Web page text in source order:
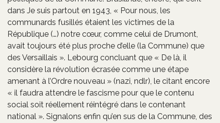
dans Je suis partout en 1943, « Pour nous, les
communards fusillés étaient les victimes de la
République (…) notre cœur, comme celui de Drumont,
avait toujours été plus proche d’elle (la Commune) que
des Versaillais ». Lebourg concluant que « De là, il
considère la révolution écrasée comme une étape
amenant à l’Ordre nouveau » (nazi, ndlr), le citant encore
« il faudra attendre le fascisme pour que le contenu
social soit réellement réintégré dans le contenant
national ». Signalons enfin qu’en sus de la Commune, des